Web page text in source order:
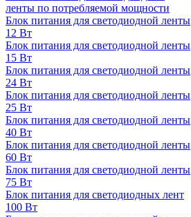
ленты по потребляемой мощности
Блок питания для светодиодной ленты
12 Вт
Блок питания для светодиодной ленты
15 Вт
Блок питания для светодиодной ленты
24 Вт
Блок питания для светодиодной ленты
25 Вт
Блок питания для светодиодной ленты
40 Вт
Блок питания для светодиодной ленты
60 Вт
Блок питания для светодиодной ленты
75 Вт
Блок питания для светодиодных лент
100 Вт